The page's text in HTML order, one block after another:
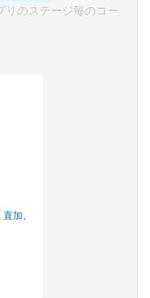
リのステージ毎のコー